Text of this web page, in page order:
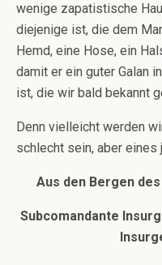
wenige zapatistische
diejenige ist, die dem
Hemd, eine Hose, ein
damit er ein guter Galan
ist, die wir bald bekannt
Denn vielleicht werden
schlecht sein, aber eines
Aus den Bergen
Subcomandante